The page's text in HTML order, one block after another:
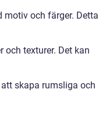
motiv och färger. Detta
texturer. Det kan
skapa rumsliga och